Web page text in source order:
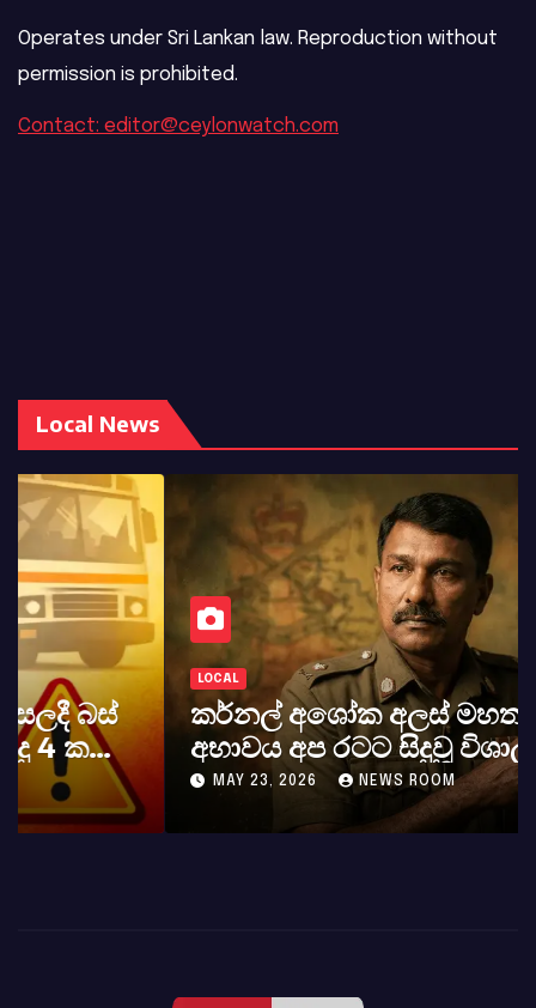
Operates under Sri Lankan law. Reproduction without
permission is prohibited.
Contact: editor@ceylonwatch.com
Local News
LOCAL
කර්නල් අශෝක අලස් මහතාගේ
අභාවය අප රටට සිදුවූ විශාල පාඩුවකි
MAY 23, 2026 NEWS ROOM